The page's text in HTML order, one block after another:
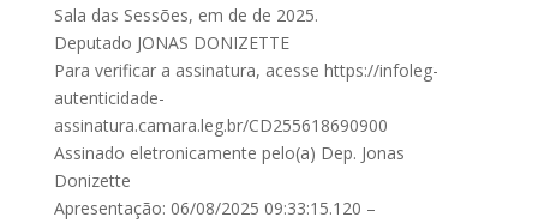
Sala das Sessões, em de de 2025.
Deputado JONAS DONIZETTE
Para verificar a assinatura, acesse https://infoleg-
autenticidade-
assinatura.camara.leg.br/CD255618690900
Assinado eletronicamente pelo(a) Dep. Jonas
Donizette
Apresentação: 06/08/2025 09:33:15.120 –